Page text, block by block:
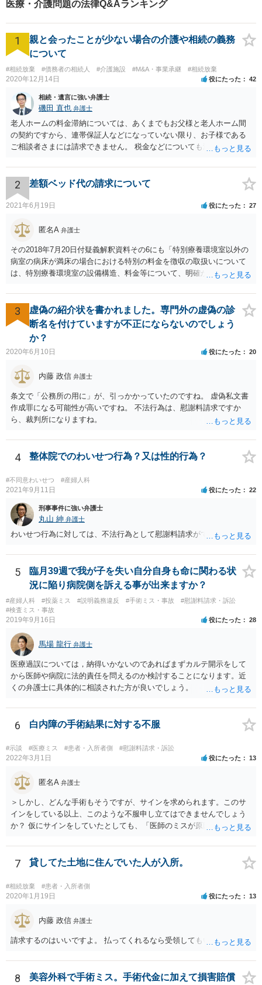
医療・介護問題の法律Q&Aランキング
1
親と会ったことが少ない場合の介護や相続の義務
について
#相続放棄 #債務者の相続人 #介護施設 #M&A・事業承継 #相続放棄
2020年12月14日 役にたった 42
相続・遺言に強い弁護士
磯田 直也 弁護士
老人ホームの料金滞納については、あくまでもお父様と老人ホーム間
の契約ですから、連帯保証人などになっていない限り、お子様である
ご相談者さまには請求できません。 税金などについても滞納している
護受給の際に扶養できないかという連絡が役所から来ますが、できな
い旨回答すればそれまでです。 相続が開始した場合については先述の
通りです。 民法上の扶養義務はご相談者さまがお考えのほど強いもの
ではありません。 あくまでも、余力の範囲で認められるものです。 親
る扶養義務は配偶者や子に対する扶養義務に比べて弱いものです。 生
まれてすぐ両親が離婚し、その後会っていなかったという事情も、扶
養義務の順位を下げる一つの理由になります。
2 差額ベッド代の請求について
2021年6月19日 役にたった 27
匿名A 弁護士
その2018年7月20日付疑義解釈資料その6にも「特別療養環境室以外の
病室の病床が満床の場合における特別の料金を徴収の取扱いについて
は、特別療養環境室の設備構造、料金等について、明確かつ懇切丁寧
ことが確認される場合には、特別療養環境室以外の病室の病床が満床
であっても、特別の料金を徴収することは差し支えない。」と書いて
あるので、当局の立場としても「病院理由(大部屋に空きがない等)での
差額ベッド代は請求してはならない」とは言っていません。 「入院の
必要があるにもかかわらず、特別の料金の支払いに同意しないのであ
れば、他院を受診するよう言われた」という事例についても「不適切
と思われる事例」と言及されているだけで「不適切である」と断定も
されていないですし、違法であることも示唆されていません。ですの
適切なだけで、たとえば言い方を変えて「緊急手術をおすすめします
が、当病院は現在大部屋が満床なので大部屋を希望される場合は本日
の緊急手術には応じられません。１日当たり１万８７００円の個室で
が望ましい状況における病院側の説明としては十分だと思いますし、
かについても考え方が分かれると思います。それに加えて、そもそも
通達に民間に対する法的拘束力はないこと(下級行政機関に対する拘束
力しかありません)を考えれば、一応の説明を受けて同意した以上、病
院側からは同意書に「１日当たり」という記載が抜けていることを奇
貨として不当に支払を拒んでいると見られて、今後あなたやあなたの
ご家族がその大学病院を受診せざるを得なくなった場合に事実上の不
利益を受ける可能性は否定できないように思われます。
3
虚偽の紹介状を書かれました。専門外の虚偽の診
断名を付けていますが不正にならないのでしょう
か？
2020年6月10日 役にたった 20
内藤 政信 弁護士
条文で「公務所の用に」が、引っかかっていたのですね。 虚偽私文書
作成罪になる可能性が高いですね。 不法行為は、慰謝料請求ですか
ら、裁判所になりますね。
4 整体院でのわいせつ行為？又は性的行為？
#不同意わいせつ #産婦人科
2021年9月11日 役にたった 22
刑事事件に強い弁護士
丸山 紳 弁護士
わいせつ行為に対しては、不法行為として慰謝料請求ができます。
5
臨月39週で我が子を失い自分自身も命に関わる状
況に陥り病院側を訴える事が出来ますか？
#産婦人科 #投薬ミス #説明義務違反 #手術ミス・事故
#慰謝料請求・訴訟
#検査ミス・事故
2019年9月16日 役にたった 28
馬場 龍行 弁護士
医療過誤については，納得いかないのであればまずカルテ開示をして
から医師や病院に法的責任を問えるのか検討することになります。近
くの弁護士に具体的に相談された方が良いでしょう。
6 白内障の手術結果に対する不服
#示談 #医療ミス #患者・入所者側 #慰謝料請求・訴訟
2022年3月1日 役にたった 13
匿名A 弁護士
＞しかし、どんな手術もそうですが、サインを求められます。このサ
インをしている以上、このような不服申し立てはできませんでしょう
か？ 仮にサインをしていたとしても、「医師のミスが原因で老眼がひ
眼が悪化することがあるにもかかわらず、全く説明されなかったよう
な場合」には、請求することは可能です。
7 貸してた土地に住んでいた人が入所。
#相続放棄 #患者・入所者側
2020年1月19日 役にたった 13
内藤 政信 弁護士
請求するのはいいですよ。 払ってくれるなら受領してもいいですよ。
8
美容外科で手術ミス。手術代金に加えて損害賠償